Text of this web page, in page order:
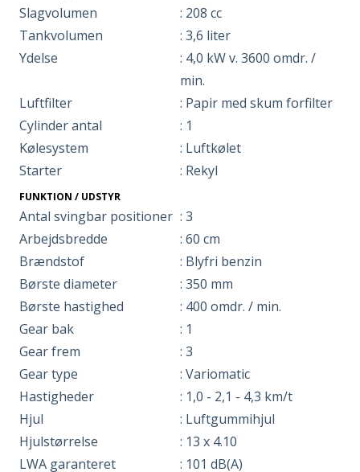
Slagvolumen
: 208 cc
Tankvolumen
: 3,6 liter
Ydelse
: 4,0 kW v. 3600 omdr. /
min.
Luftfilter
: Papir med skum forfilter
Cylinder antal
: 1
Kølesystem
: Luftkølet
Starter
: Rekyl
FUNKTION / UDSTYR
Antal svingbar positioner : 3
Arbejdsbredde
: 60 cm
Brændstof
: Blyfri benzin
Børste diameter
: 350 mm
Børste hastighed
: 400 omdr. / min.
Gear bak
: 1
Gear frem
: 3
Gear type
: Variomatic
Hastigheder
: 1,0 - 2,1 - 4,3 km/t
Hjul
: Luftgummihjul
Hjulstørrelse
: 13 x 4.10
LWA garanteret
: 101 dB(A)